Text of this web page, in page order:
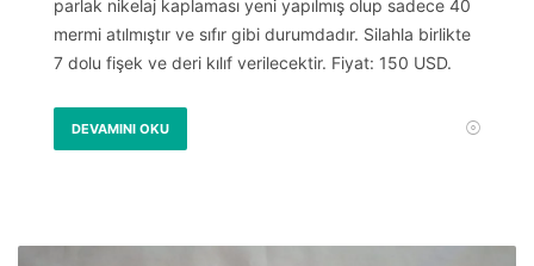
parlak nikelaj kaplaması yeni yapılmış olup sadece 40
mermi atılmıştır ve sıfır gibi durumdadır. Silahla birlikte
7 dolu fişek ve deri kılıf verilecektir. Fiyat: 150 USD.
DEVAMINI OKU